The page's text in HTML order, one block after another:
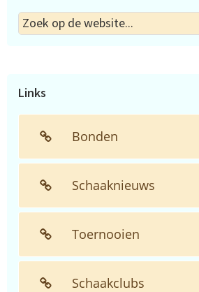
Zoek
op
Links
Bonden
Schaaknieuws
Toernooien
Schaakclubs